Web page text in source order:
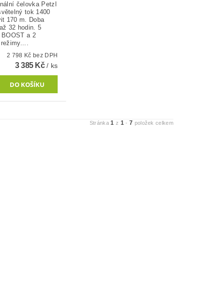
čelovka Petzl
tok 1400
170 m. Doba
32 hodin. 5
a 2
2 798 Kč bez DPH
3 385 Kč/ ks
Stránka1 z 1 - 7 položek celkem